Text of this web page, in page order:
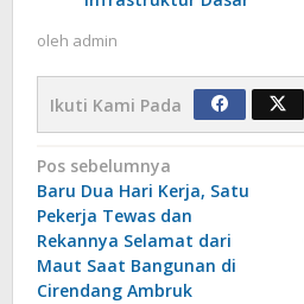
oleh admin
Ikuti Kami Pada
Navigasi
pos
Pos sebelumnya
Baru Dua Hari Kerja, Satu
Pekerja Tewas dan
Rekannya Selamat dari
Maut Saat Bangunan di
Cirendang Ambruk